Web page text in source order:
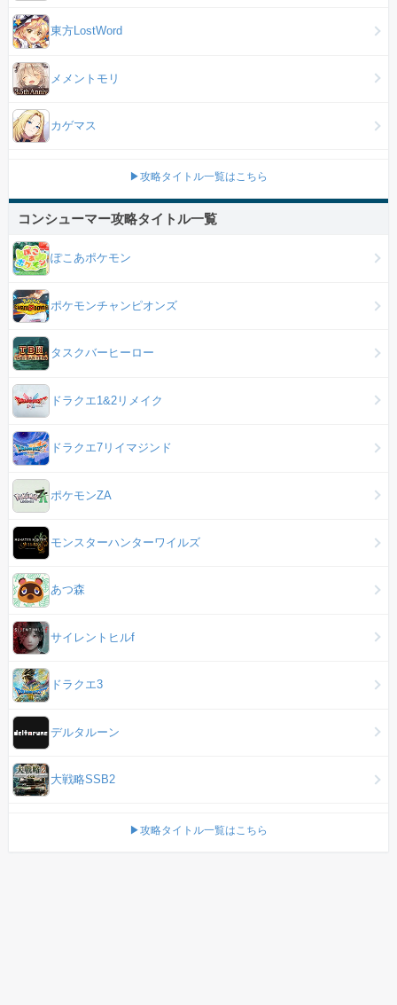
東方LostWord
メメントモリ
カゲマス
▶攻略タイトル一覧はこちら
コンシューマー攻略タイトル一覧
ぽこあポケモン
ポケモンチャンピオンズ
タスクバーヒーロー
ドラクエ1&2リメイク
ドラクエ7リイマジンド
ポケモンZA
モンスターハンターワイルズ
あつ森
サイレントヒルf
ドラクエ3
デルタルーン
大戦略SSB2
▶攻略タイトル一覧はこちら